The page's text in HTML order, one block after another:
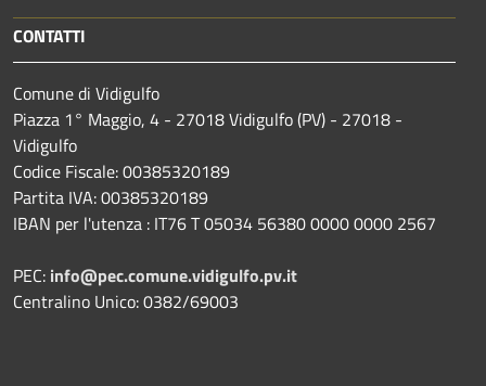
CONTATTI
Comune di Vidigulfo
Piazza 1° Maggio, 4 - 27018 Vidigulfo (PV) - 27018 -
Vidigulfo
Codice Fiscale: 00385320189
Partita IVA: 00385320189
IBAN per l'utenza : IT76 T 05034 56380 0000 0000 2567
PEC: info@pec.comune.vidigulfo.pv.it
Centralino Unico: 0382/69003